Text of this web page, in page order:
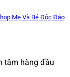
Mẹ Và Bé Độc Đáo
tâm hàng đầu